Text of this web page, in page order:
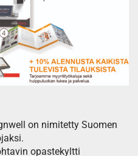
on nimitetty Suomen
opastekyltti